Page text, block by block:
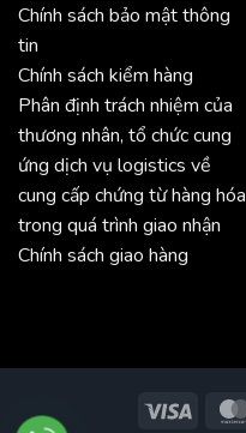
Chính sách bảo mật thông
tin
Chính sách kiểm hàng
Phân định trách nhiệm của
thương nhân, tổ chức cung
ứng dịch vụ logistics về
cung cấp chứng từ hàng hóa
trong quá trình giao nhận
Chính sách giao hàng
Visa